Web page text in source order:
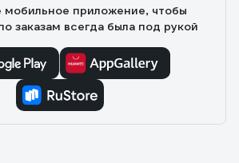
мобильное приложение, чтобы
заказам всегда была под рукой